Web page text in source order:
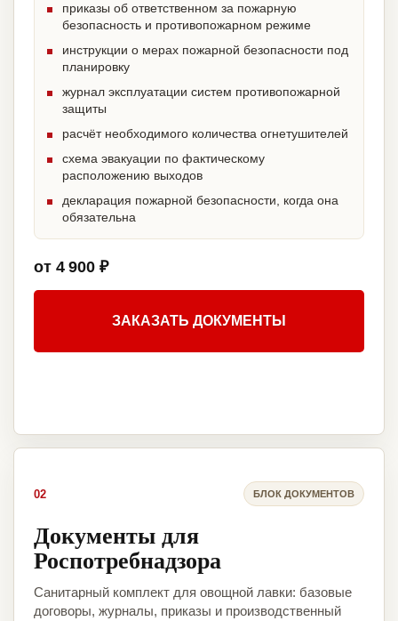
приказы об ответственном за пожарную
безопасность и противопожарном режиме
инструкции о мерах пожарной безопасности под
планировку
журнал эксплуатации систем противопожарной
защиты
расчёт необходимого количества огнетушителей
схема эвакуации по фактическому
расположению выходов
декларация пожарной безопасности, когда она
обязательна
от 4 900 ₽
ЗАКАЗАТЬ ДОКУМЕНТЫ
02 БЛОК ДОКУМЕНТОВ
Документы для
Роспотребнадзора
Санитарный комплект для овощной лавки: базовые
договоры, журналы, приказы и производственный